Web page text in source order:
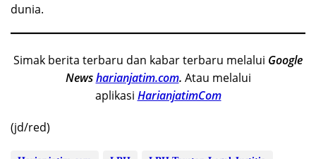
dunia.
Simak berita terbaru dan kabar terbaru melalui Google
Newsharianjatim.com. Atau melalui
aplikasi HarianjatimCom
(jd/red)